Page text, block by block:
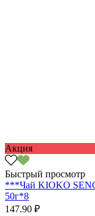
Акция
Быстрый просмотр
***Чай KIOKO
50г*8
147.90 ₽